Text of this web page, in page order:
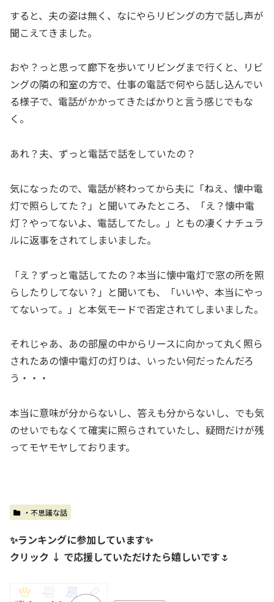
すると、夫の姿は無く、なにやらリビングの方で話し声が
聞こえてきました。
おや？っと思って廊下を歩いてリビングまで行くと、リビ
ングの隣の和室の方で、仕事の電話で何やら話し込んでい
る様子で、電話がかかってきたばかりと言う感じでもな
く。
あれ？夫、ずっと電話で話をしていたの？
気になったので、電話が終わってから夫に「ねえ、懐中電
灯で照らしてた？」と聞いてみたところ、「え？懐中電
灯？やってないよ、電話してたし。」ともの凄くナチュラ
ルに返事をされてしまいました。
「え？ずっと電話してたの？本当に懐中電灯で窓の所を照
らしたりしてない？」と聞いても、「いいや、本当にやっ
てないって。」と本気モードで否定されてしまいました。
それじゃあ、あの部屋の中からリースに向かって丸く照ら
されたあの懐中電灯の灯りは、いったい何だったんだろ
う・・・
本当に意味が分からないし、答えも分からないし、でも気
のせいでもなくて確実に照らされていたし、疑問だけが残
ってモヤモヤしております。
・不思議な話
✨ランキングに参加しています✨
クリック ↓ で応援していただけたら嬉しいです🌷